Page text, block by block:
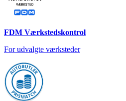
FDM Værkstedskontrol
For udvalgte værksteder